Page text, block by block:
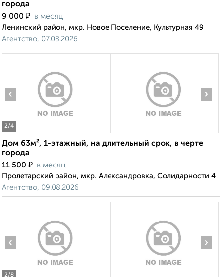
города
9 000 ₽ в месяц
Ленинский район, мкр. Новое Поселение, Культурная 49
Агентство, 07.08.2026
2/4
‹ ›
Дом 63м², 1-этажный, на длительный срок, в черте
города
11 500 ₽ в месяц
Пролетарский район, мкр. Александровка, Солидарности 4
Агентство, 09.08.2026
2/8
‹ ›